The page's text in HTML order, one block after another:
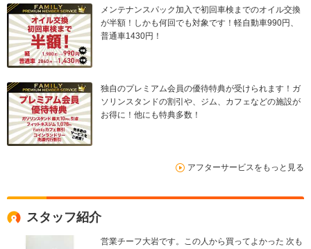
メンテナンスパック加入で初回車検までのオイル交換
が半額！しかも何回でも対象です！軽自動車990円、
普通車1430円！
独自のプレミアム会員の優待特典が受けられます！ガ
ソリンスタンドの割引や、ジム、カフェなどの施設が
お得に！他にも特典多数！
アフターサービスをもっと見る
スタッフ紹介
営業チーフ大岩です。この人から買ってよかった 次も